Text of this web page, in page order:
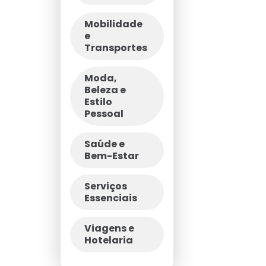
Mobilidade
e
Transportes
Moda,
Beleza e
Estilo
Pessoal
Saúde e
Bem-Estar
Serviços
Essenciais
Viagens e
Hotelaria